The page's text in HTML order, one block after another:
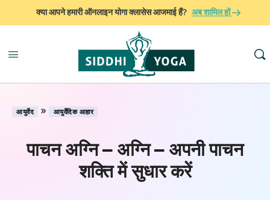
क्या आपने हमारी ऑनलाइन योगा क्लासेस आजमाई हैं? अब शामिल हों
आयुर्वेद » आयुर्वेदिक आहार
पाचन अग्नि – अग्नि – अपनी पाचन
शक्ति में सुधार करें